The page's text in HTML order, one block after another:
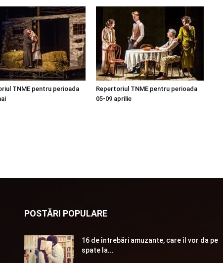
TNME pentru perioada
Repertoriul TNME pentru perioada
05-09 aprilie
POSTĂRI POPULARE
16 de întrebări amuzante, care îl vor da pe
spate la...